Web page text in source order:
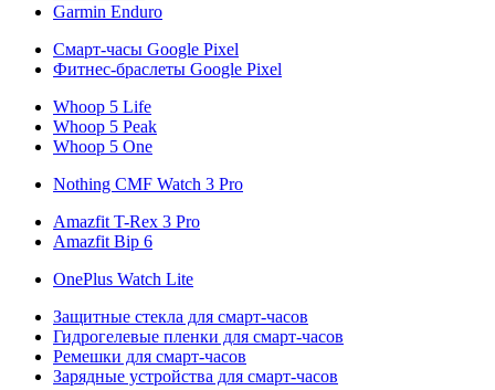
Garmin Enduro
Смарт-часы Google Pixel
Фитнес-браслеты Google Pixel
Whoop 5 Life
Whoop 5 Peak
Whoop 5 One
Nothing CMF Watch 3 Pro
Amazfit T-Rex 3 Pro
Amazfit Bip 6
OnePlus Watch Lite
Защитные стекла для смарт-часов
Гидрогелевые пленки для смарт-часов
Ремешки для смарт-часов
Зарядные устройства для смарт-часов